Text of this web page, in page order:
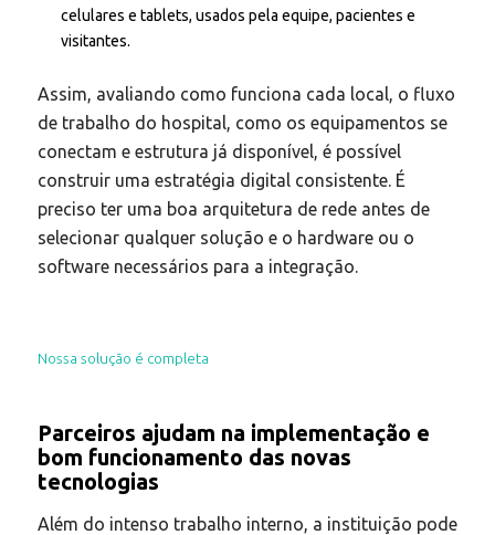
celulares e tablets, usados pela equipe, pacientes e
visitantes.
Assim, avaliando como funciona cada local, o fluxo
de trabalho do hospital, como os equipamentos se
conectam e estrutura já disponível, é possível
construir uma estratégia digital consistente. É
preciso ter uma boa arquitetura de rede antes de
selecionar qualquer solução e o hardware ou o
software necessários para a integração.
Nossa solução é completa
Parceiros ajudam na implementação e
bom funcionamento das novas
tecnologias
Além do intenso trabalho interno, a instituição pode